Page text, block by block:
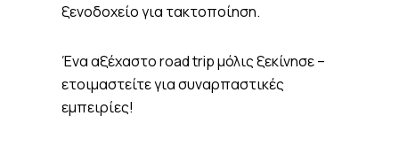
ξενοδοχείο για τακτοποίηση.
Ένα αξέχαστο road trip μόλις ξεκίνησε –
ετοιμαστείτε για συναρπαστικές
εμπειρίες!